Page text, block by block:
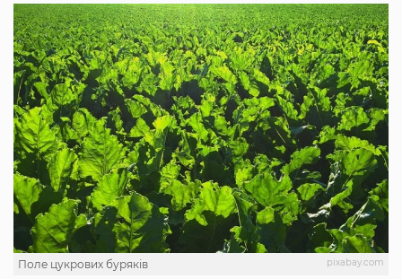
pixabay.com
Поле цукрових буряків